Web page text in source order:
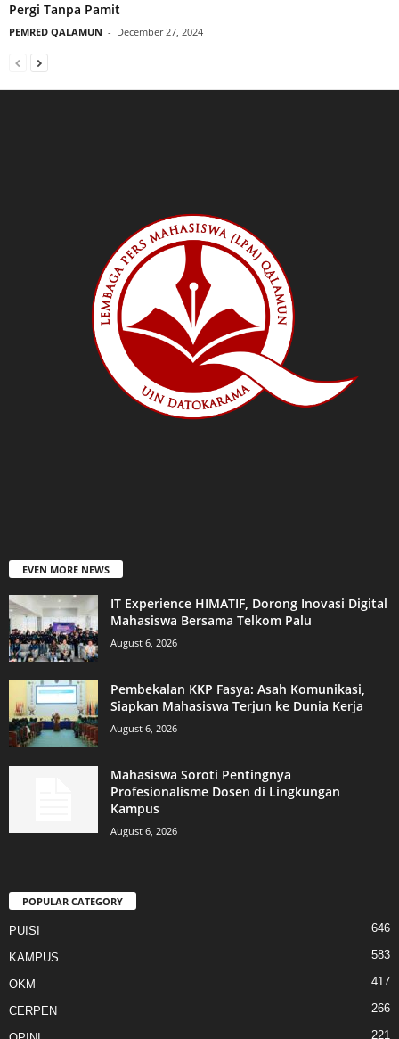
Pergi Tanpa Pamit
PEMRED QALAMUN - December 27, 2024
EVEN MORE NEWS
IT Experience HIMATIF, Dorong Inovasi Digital
Mahasiswa Bersama Telkom Palu
August 6, 2026
Pembekalan KKP Fasya: Asah Komunikasi,
Siapkan Mahasiswa Terjun ke Dunia Kerja
August 6, 2026
Mahasiswa Soroti Pentingnya
Profesionalisme Dosen di Lingkungan
Kampus
August 6, 2026
POPULAR CATEGORY
PUISI 646
KAMPUS 583
OKM 417
CERPEN 266
221